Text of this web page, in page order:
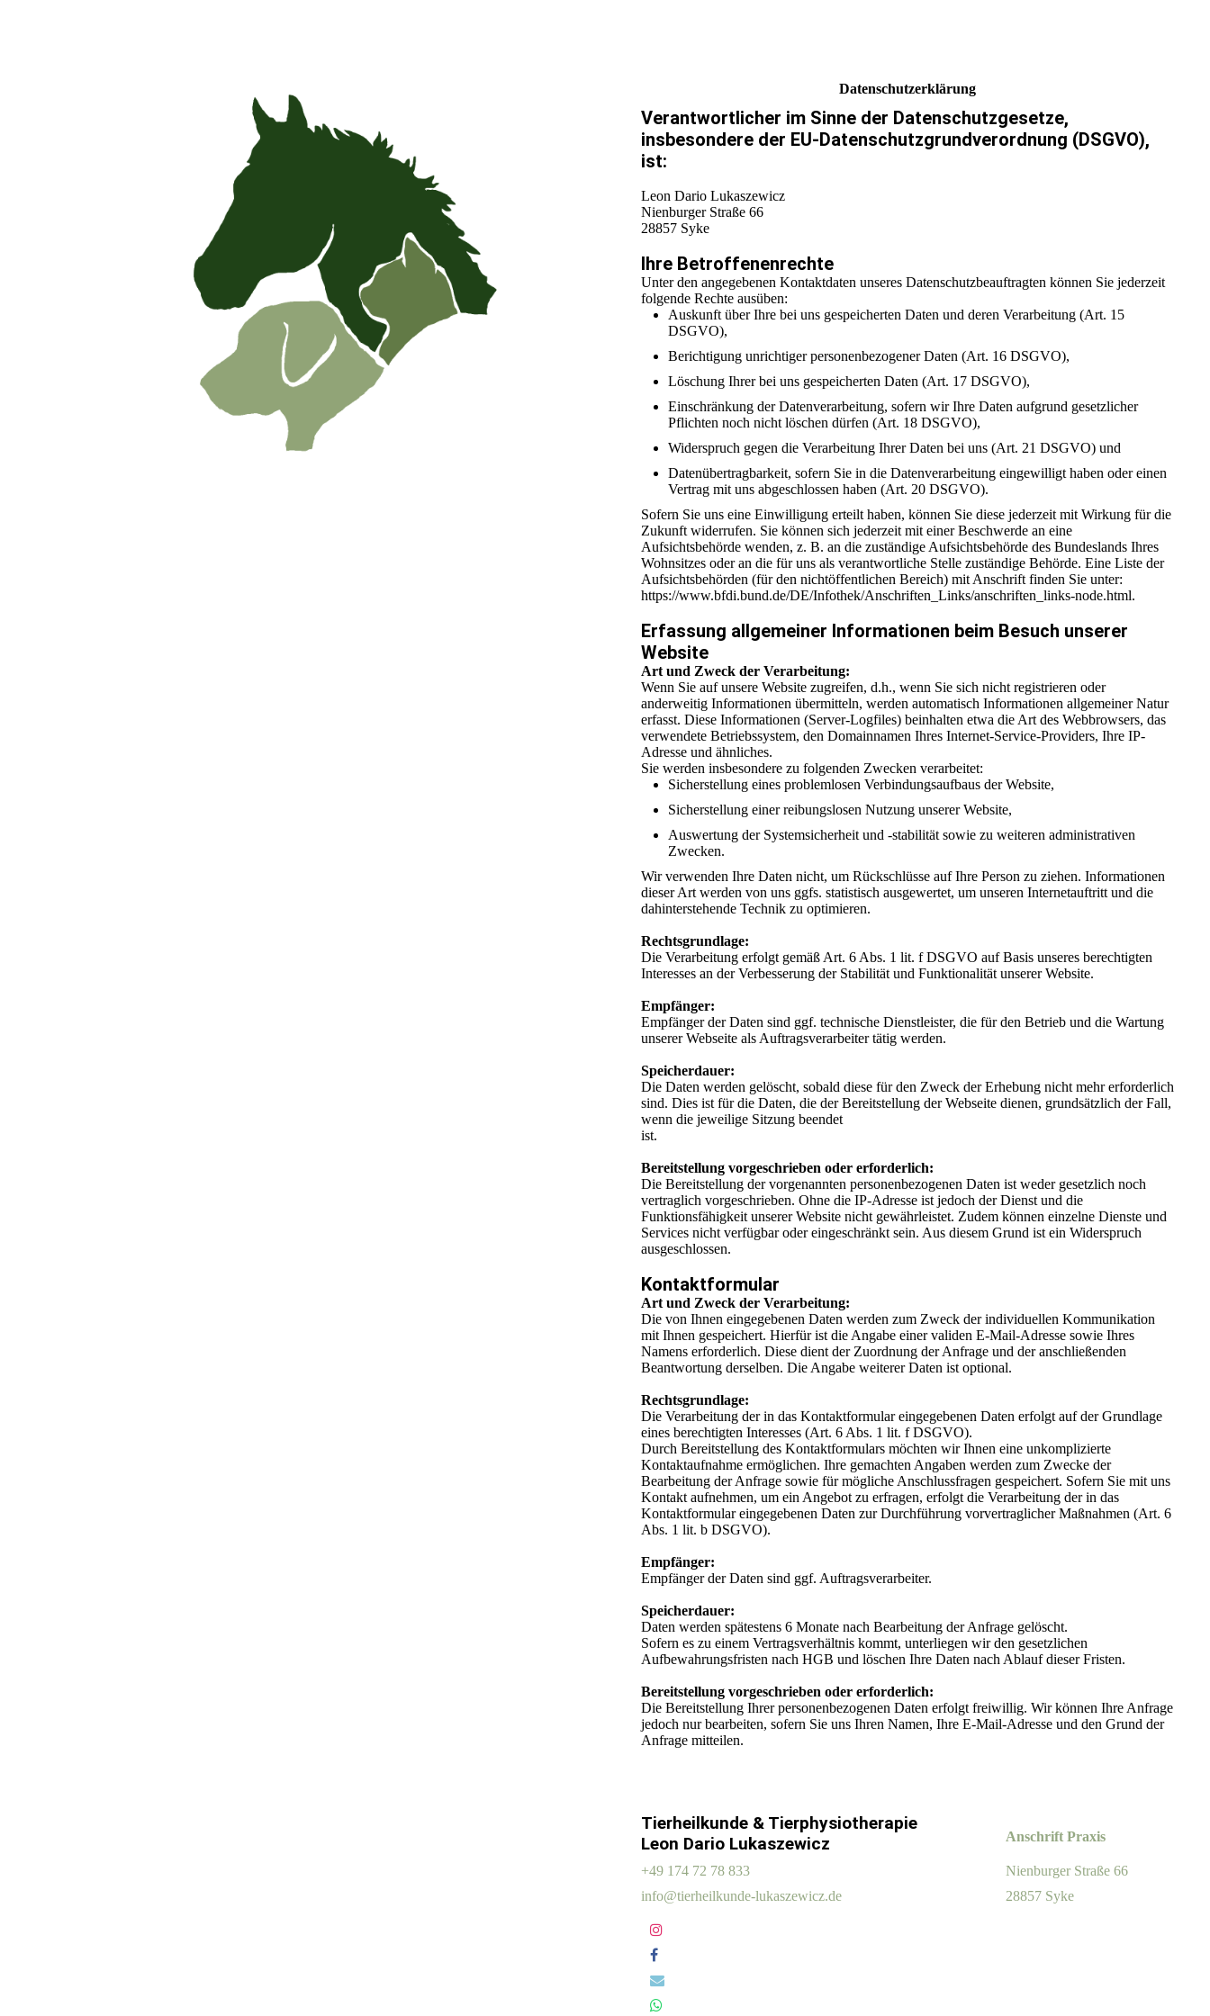
Datenschutzerklärung
Verantwortlicher im Sinne der Datenschutzgesetze,
insbesondere der EU-Datenschutzgrundverordnung (DSGVO),
ist:
Leon Dario Lukaszewicz
Nienburger Straße 66
28857 Syke
Ihre Betroffenenrechte
Unter den angegebenen Kontaktdaten unseres Datenschutzbeauftragten können Sie jederzeit
folgende Rechte ausüben:
Auskunft über Ihre bei uns gespeicherten Daten und deren Verarbeitung (Art. 15
DSGVO),
Berichtigung unrichtiger personenbezogener Daten (Art. 16 DSGVO),
Löschung Ihrer bei uns gespeicherten Daten (Art. 17 DSGVO),
Einschränkung der Datenverarbeitung, sofern wir Ihre Daten aufgrund gesetzlicher
Pflichten noch nicht löschen dürfen (Art. 18 DSGVO),
Widerspruch gegen die Verarbeitung Ihrer Daten bei uns (Art. 21 DSGVO) und
Datenübertragbarkeit, sofern Sie in die Datenverarbeitung eingewilligt haben oder einen
Vertrag mit uns abgeschlossen haben (Art. 20 DSGVO).
Sofern Sie uns eine Einwilligung erteilt haben, können Sie diese jederzeit mit Wirkung für die
Zukunft widerrufen. Sie können sich jederzeit mit einer Beschwerde an eine
Aufsichtsbehörde wenden, z. B. an die zuständige Aufsichtsbehörde des Bundeslands Ihres
Wohnsitzes oder an die für uns als verantwortliche Stelle zuständige Behörde. Eine Liste der
Aufsichtsbehörden (für den nichtöffentlichen Bereich) mit Anschrift finden Sie unter:
https://www.bfdi.bund.de/DE/Infothek/Anschriften_Links/anschriften_links-node.html.
Erfassung allgemeiner Informationen beim Besuch unserer
Website
Art und Zweck der Verarbeitung:
Wenn Sie auf unsere Website zugreifen, d.h., wenn Sie sich nicht registrieren oder
anderweitig Informationen übermitteln, werden automatisch Informationen allgemeiner Natur
erfasst. Diese Informationen (Server-Logfiles) beinhalten etwa die Art des Webbrowsers, das
verwendete Betriebssystem, den Domainnamen Ihres Internet-Service-Providers, Ihre IP-
Adresse und ähnliches.
Sie werden insbesondere zu folgenden Zwecken verarbeitet:
Sicherstellung eines problemlosen Verbindungsaufbaus der Website,
Sicherstellung einer reibungslosen Nutzung unserer Website,
Auswertung der Systemsicherheit und -stabilität sowie zu weiteren administrativen
Zwecken.
Wir verwenden Ihre Daten nicht, um Rückschlüsse auf Ihre Person zu ziehen. Informationen
dieser Art werden von uns ggfs. statistisch ausgewertet, um unseren Internetauftritt und die
dahinterstehende Technik zu optimieren.
Rechtsgrundlage:
Die Verarbeitung erfolgt gemäß Art. 6 Abs. 1 lit. f DSGVO auf Basis unseres berechtigten
Interesses an der Verbesserung der Stabilität und Funktionalität unserer Website.
Empfänger:
Empfänger der Daten sind ggf. technische Dienstleister, die für den Betrieb und die Wartung
unserer Webseite als Auftragsverarbeiter tätig werden.
Speicherdauer:
Die Daten werden gelöscht, sobald diese für den Zweck der Erhebung nicht mehr erforderlich
sind. Dies ist für die Daten, die der Bereitstellung der Webseite dienen, grundsätzlich der Fall,
wenn die jeweilige Sitzung beendet
ist.
Bereitstellung vorgeschrieben oder erforderlich:
Die Bereitstellung der vorgenannten personenbezogenen Daten ist weder gesetzlich noch
vertraglich vorgeschrieben. Ohne die IP-Adresse ist jedoch der Dienst und die
Funktionsfähigkeit unserer Website nicht gewährleistet. Zudem können einzelne Dienste und
Services nicht verfügbar oder eingeschränkt sein. Aus diesem Grund ist ein Widerspruch
ausgeschlossen.
Kontaktformular
Art und Zweck der Verarbeitung:
Die von Ihnen eingegebenen Daten werden zum Zweck der individuellen Kommunikation
mit Ihnen gespeichert. Hierfür ist die Angabe einer validen E-Mail-Adresse sowie Ihres
Namens erforderlich. Diese dient der Zuordnung der Anfrage und der anschließenden
Beantwortung derselben. Die Angabe weiterer Daten ist optional.
Rechtsgrundlage:
Die Verarbeitung der in das Kontaktformular eingegebenen Daten erfolgt auf der Grundlage
eines berechtigten Interesses (Art. 6 Abs. 1 lit. f DSGVO).
Durch Bereitstellung des Kontaktformulars möchten wir Ihnen eine unkomplizierte
Kontaktaufnahme ermöglichen. Ihre gemachten Angaben werden zum Zwecke der
Bearbeitung der Anfrage sowie für mögliche Anschlussfragen gespeichert. Sofern Sie mit uns
Kontakt aufnehmen, um ein Angebot zu erfragen, erfolgt die Verarbeitung der in das
Kontaktformular eingegebenen Daten zur Durchführung vorvertraglicher Maßnahmen (Art. 6
Abs. 1 lit. b DSGVO).
Empfänger:
Empfänger der Daten sind ggf. Auftragsverarbeiter.
Speicherdauer:
Daten werden spätestens 6 Monate nach Bearbeitung der Anfrage gelöscht.
Sofern es zu einem Vertragsverhältnis kommt, unterliegen wir den gesetzlichen
Aufbewahrungsfristen nach HGB und löschen Ihre Daten nach Ablauf dieser Fristen.
Bereitstellung vorgeschrieben oder erforderlich:
Die Bereitstellung Ihrer personenbezogenen Daten erfolgt freiwillig. Wir können Ihre Anfrage
jedoch nur bearbeiten, sofern Sie uns Ihren Namen, Ihre E-Mail-Adresse und den Grund der
Anfrage mitteilen.
Tierheilkunde & Tierphysiotherapie
Leon Dario Lukaszewicz
Anschrift Praxis
+49 174 72 78 833
Nienburger Straße 66
info@tierheilkunde-lukaszewicz.de
28857 Syke